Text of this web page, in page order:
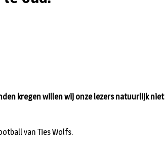
kregen willen wij onze lezers natuurlijk niet
van Ties Wolfs.